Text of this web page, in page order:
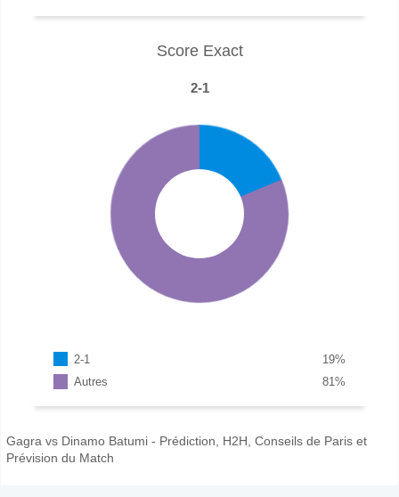
Score Exact
2-1
2-1 %
19
Autres
%
81
Gagra vs Dinamo Batumi - Prédiction, H2H, Conseils de Paris et
Prévision du Match